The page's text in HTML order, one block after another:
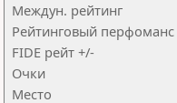
Междун. рейтинг
Рейтинговый перфоманс
FIDE рейт +/-
Очки
Место